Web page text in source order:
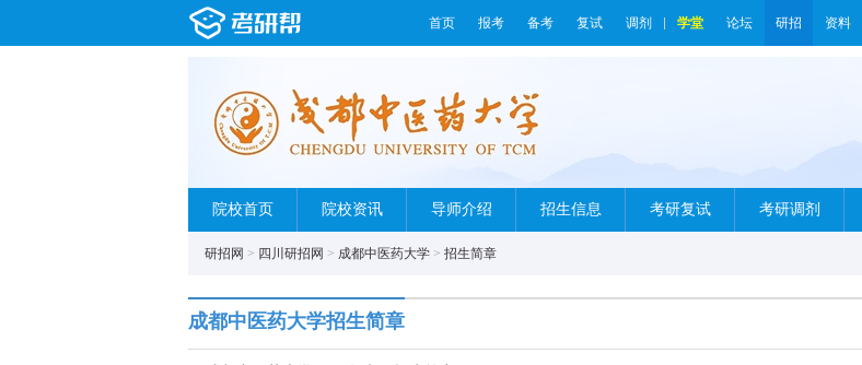
首页 报考 备考 复试 调剂 学堂 论坛 研招 资料
院校首页 院校资讯 导师介绍 招生信息 考研复试 考研调剂
研招网 > 四川研招网 > 成都中医药大学 > 招生简章
成都中医药大学招生简章